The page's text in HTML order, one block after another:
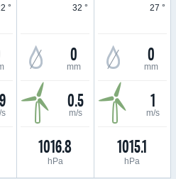
° 32 °
0
mm
0.5
m/s
1016.8
hPa
27 °
0
mm
1
m/s
1015.1
hPa